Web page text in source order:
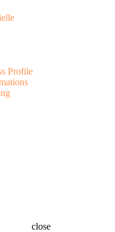
Profile
close